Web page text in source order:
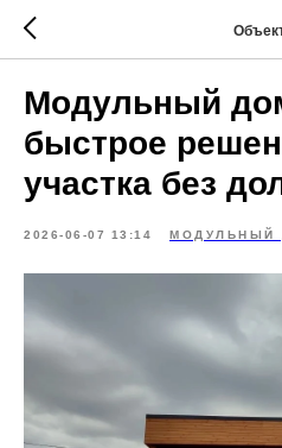
Модульный
быстрое
участка без
2026-06-07 13:14 МОДУЛЬНЫЙ